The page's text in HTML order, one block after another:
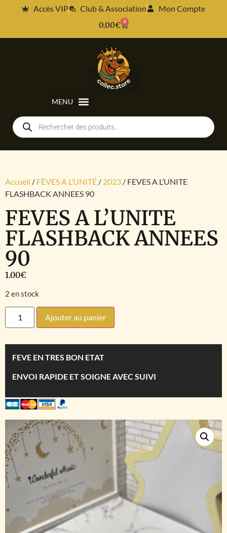
Accès VIP Club & Association
Mon Compte
0.00€ 0
Accueil / FÈVES A L’UNITÉ / 2023 / FEVES A L’UNITE
FLASHBACK ANNEES 90
FEVES A L’UNITE
FLASHBACK ANNEES
90
1.00€
2 en stock
Ajouter au panier
FEVE EN TRES BON ETAT
ENVOI RAPIDE ET SOIGNE AVEC SUIVI